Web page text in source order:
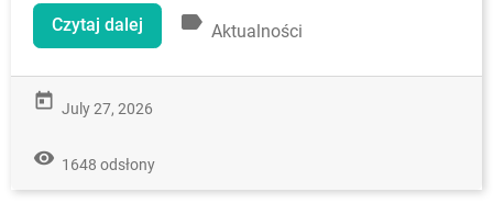
Czytaj dalej label Aktualności
today July 27, 2026
remove_red_eye 1648 odsłony